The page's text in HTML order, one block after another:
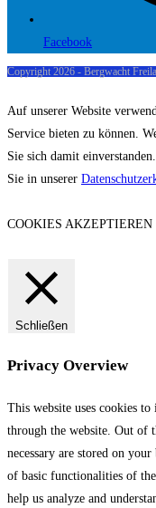
Facebook
Copyright 2026 - Bergwacht
Auf unserer Website
Service bieten zu können.
Sie sich damit
Sie in unserer
COOKIES AKZEPTIEREN
Schließen
Privacy Overview
This website uses cookies
through the website. Out of
necessary are stored on
of basic functionalities of
help us analyze and